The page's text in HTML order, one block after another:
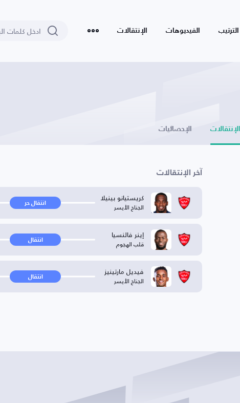
الترتيب الفيديوهات الإنتقالات
الإنتقالات الإحصائيات
آخر الإنتقالات
كريستيانو بينيلا
الجناح الأيسر انتقال حر
إينر فالنسيا
قلب الهجوم انتقال
فيديل مارتينيز
الجناح الأيسر انتقال